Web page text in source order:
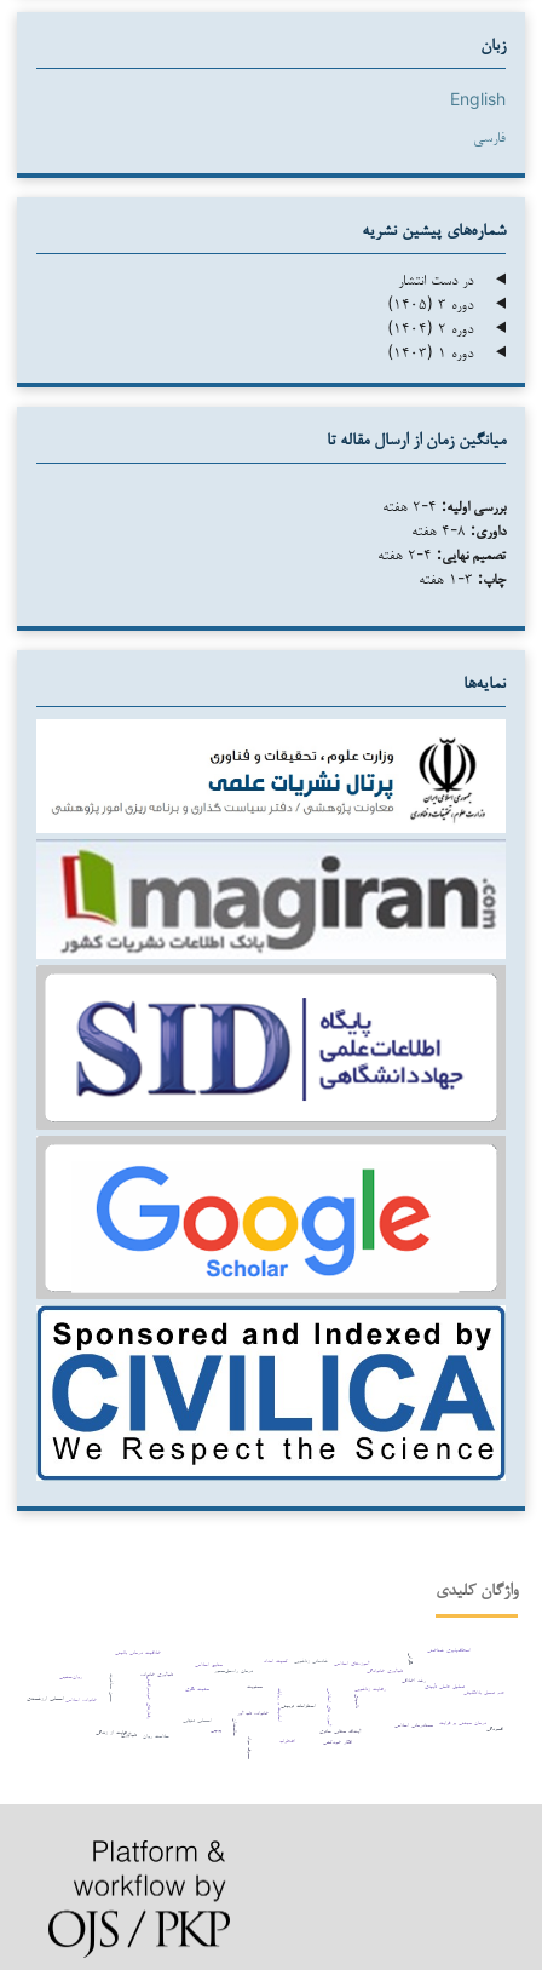
زبان
English
فارسی
شماره‌های پیشین نشریه
در دست انتشار
دوره ۳ (۱۴۰۵)
دوره ۲ (۱۴۰۴)
دوره ۱ (۱۴۰۳)
میانگین زمان از ارسال مقاله تا
بررسی اولیه:
داوری:
تصمیم نهایی:
چاپ:
نمایه‌ها
واژگان کلیدی
درمان راه‌حل‌محور
احساس تنهایی رفتارهای خودمراقبتی
سالمندان
کمیته امداد
خانواده تاب آور آموزه های اسلامی
مثبت نگری
استلزامات تربیتیاحادیث و روایات
آموزه‌های اسلامی
تاب‌آوری خانوادگی
حسن معاشرت
منابع اسلامی
رضایت زناشویی
تاب‌آوری خانواده
شادمانی زناشویی
معنویت
خانواده اسلامی
معنادرمانی اسلامی
آیت‌الله صفایی حائری
سلامت روان
احساس ارزشمندی
رشد اخلاقی
پوچی
روان‌سنجی
تحلیل عاملی تأییدی
رضایت از زندگی
افکار خودکشی
ناامیدی
درمان مبتنی بر فرایند
نگرانی
عدم تحمل بلاتکلیفی
انعطاف‌پذیری شناختی خلاقیت درمانی بالینی
اضطراب
افسردگی
تاب‌آوری
سوء مصرف مواد